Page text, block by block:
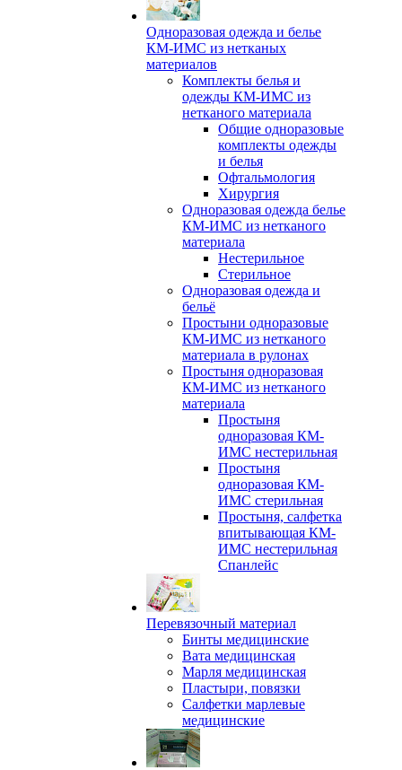
Одноразовая одежда и белье
КМ-ИМС из нетканых
материалов
Комплекты белья и
одежды КМ-ИМС из
нетканого материала
Общие одноразовые
комплекты одежды
и белья
Офтальмология
Хирургия
Одноразовая одежда белье
КМ-ИМС из нетканого
материала
Нестерильное
Стерильное
Одноразовая одежда и
бельё
Простыни одноразовые
КМ-ИМС из нетканого
материала в рулонах
Простыня одноразовая
КМ-ИМС из нетканого
материала
Простыня
одноразовая КМ-
ИМС нестерильная
Простыня
одноразовая КМ-
ИМС стерильная
Простыня, салфетка
впитывающая КМ-
ИМС нестерильная
Спанлейс
Перевязочный материал
Бинты медицинские
Вата медицинская
Марля медицинская
Пластыри, повязки
Салфетки марлевые
медицинские